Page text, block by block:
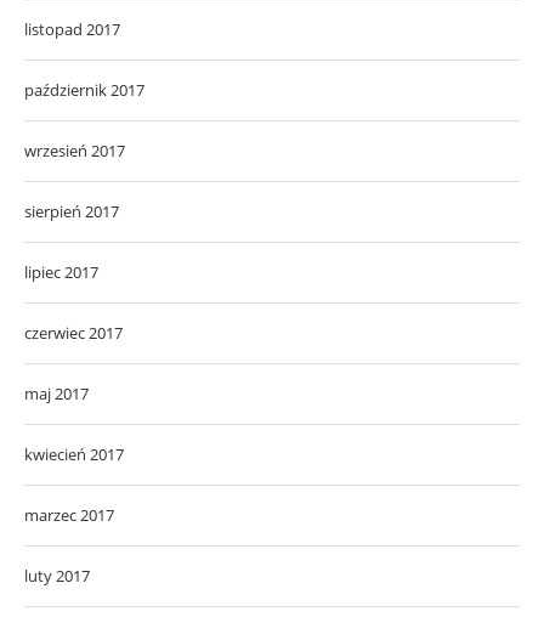
listopad 2017
październik 2017
wrzesień 2017
sierpień 2017
lipiec 2017
czerwiec 2017
maj 2017
kwiecień 2017
marzec 2017
luty 2017